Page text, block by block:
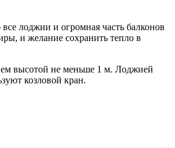
лоджии и огромная часть балконов
и желание сохранить тепло в
высотой не меньше 1 м. Лоджией
козловой кран.